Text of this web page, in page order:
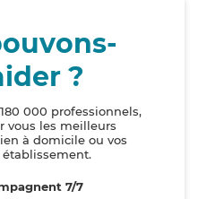
?
000 professionnels,
vous les meilleurs
à domicile ou vos
7/7